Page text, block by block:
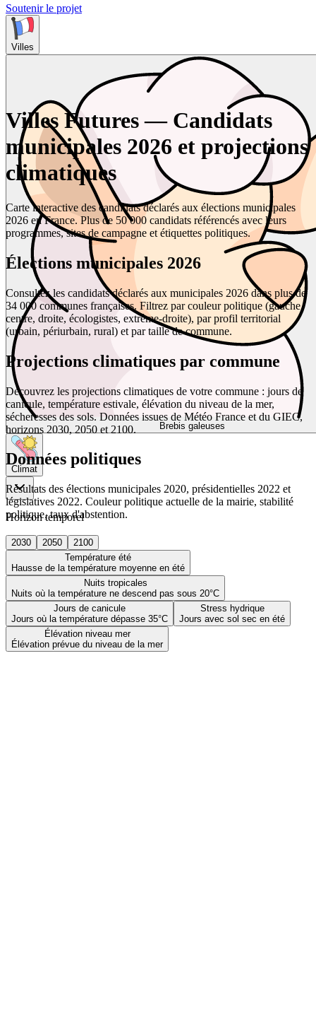
Soutenir le projet
Villes
Brebis galeuses
Climat
Horizon temporel
2030 2050
2100
Température été
Hausse de la température moyenne en été
Nuits tropicales
Nuits où la température ne descend pas sous 20°C
Jours de canicule
Jours où la température dépasse 35°C
Stress hydrique
Jours avec sol sec en été
Élévation niveau mer
Élévation prévue du niveau de la mer
Villes Futures — Candidats
municipales 2026 et projections
climatiques
Carte interactive des candidats déclarés aux élections municipales
2026 en France. Plus de 50 000 candidats référencés avec leurs
programmes, sites de campagne et étiquettes politiques.
Élections municipales 2026
Consultez les candidats déclarés aux municipales 2026 dans plus de
34 000 communes françaises. Filtrez par couleur politique (gauche,
centre, droite, écologistes, extrême-droite), par profil territorial
(urbain, périurbain, rural) et par taille de commune.
Projections climatiques par commune
Découvrez les projections climatiques de votre commune : jours de
canicule, température estivale, élévation du niveau de la mer,
sécheresses des sols. Données issues de Météo France et du GIEC,
horizons 2030, 2050 et 2100.
Données politiques
Résultats des élections municipales 2020, présidentielles 2022 et
législatives 2022. Couleur politique actuelle de la mairie, stabilité
politique, taux d'abstention.